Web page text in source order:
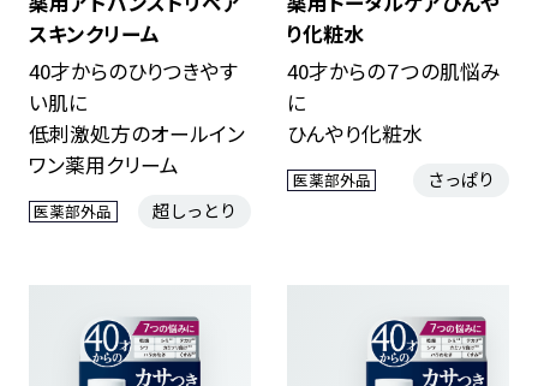
スキンクリーム
40才からのひりつきやす
い肌に
低刺激処方のオールイン
ワン薬用クリーム
医薬部外品 超しっとり
り化粧水
40才からの７つの肌悩み
に
ひんやり化粧水
医薬部外品 さっぱり